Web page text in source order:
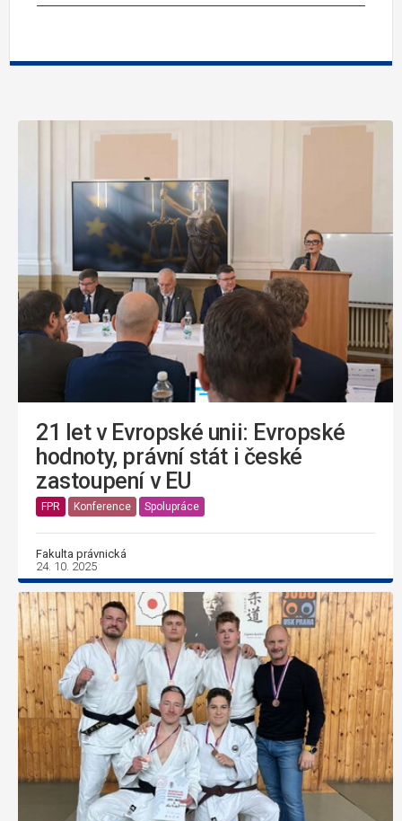
21 let v Evropské unii: Evropské
hodnoty, právní stát i české
zastoupení v EU
FPR Konference Spolupráce
Fakulta právnická
24. 10. 2025